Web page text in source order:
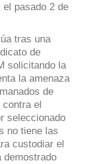
pasado 2 de
tras una
de
solicitando la
la amenaza
de
el
seleccionado
no tiene las
custodiar el
demostrado